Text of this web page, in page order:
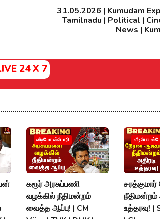
31.05.2026 | Kumudam
Tamilnadu | Political |
News |
24 X 7
வீடியோ ஸ்டோரி
கரூர் அரசுப்பணி
வழக்கில் நீதிமன்றம்
வைத்த ஆப்பு! | CM
வீடியோ
நீதிமன்றம்
உத்தரவு! |